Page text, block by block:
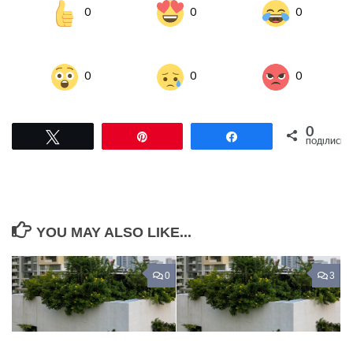
0 0 0
0 0 0
Поділитися0
ПОДІЛИСЬ
YOU MAY ALSO LIKE...
0 3